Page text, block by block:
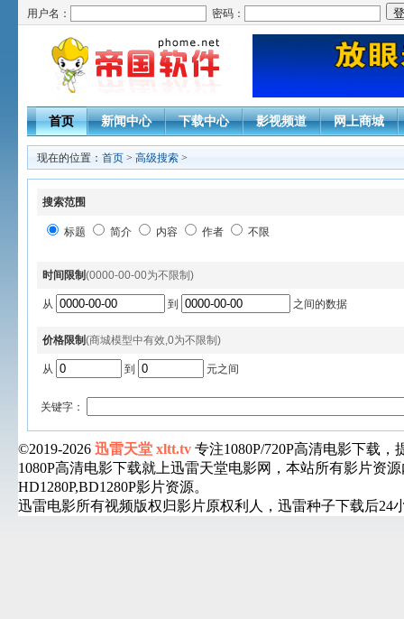
用户名： 密码：
首页 新闻中心 下载中心 影视频道 网上商城
现在的位置： 首页 > 高级搜索 >
搜索范围
标题 简介 内容 作者 不限
时间限制(0000-00-00为不限制)
从 到 之间的数据
价格限制(商城模型中有效,0为不限制)
从 到 元之间
关键字：
©2019-2026 迅雷天堂 xltt.tv 专注1080P/720P高清电影下载
1080P高清电影下载就上迅雷天堂电影网，本站所有影片资
HD1280P,BD1280P影片资源。
迅雷电影所有视频版权归影片原权利人，迅雷种子下载后